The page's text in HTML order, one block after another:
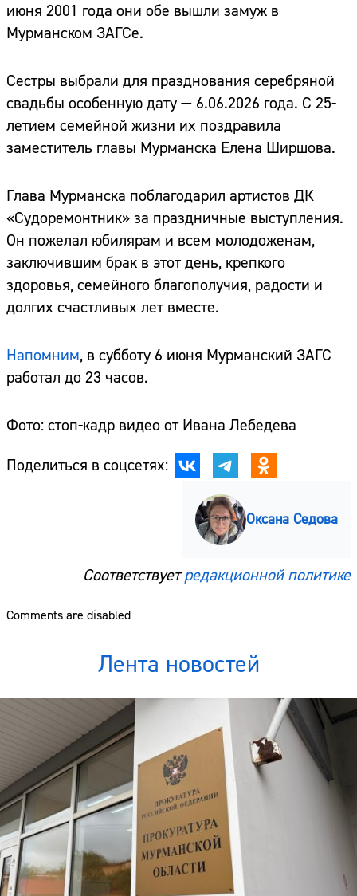
июня 2001 года они обе вышли замуж в
Мурманском ЗАГСе.
Сестры выбрали для празднования серебряной
свадьбы особенную дату — 6.06.2026 года. С 25-
летием семейной жизни их поздравила
заместитель главы Мурманска Елена Ширшова.
Глава Мурманска поблагодарил артистов ДК
«Судоремонтник» за праздничные выступления.
Он пожелал юбилярам и всем молодоженам,
заключившим брак в этот день, крепкого
здоровья, семейного благополучия, радости и
долгих счастливых лет вместе.
Напомним, в субботу 6 июня Мурманский ЗАГС
работал до 23 часов.
Фото: стоп-кадр видео от Ивана Лебедева
Поделиться в соцсетях:
Оксана Седова
Соответствуетредакционной политике
Comments are disabled
Лента новостей